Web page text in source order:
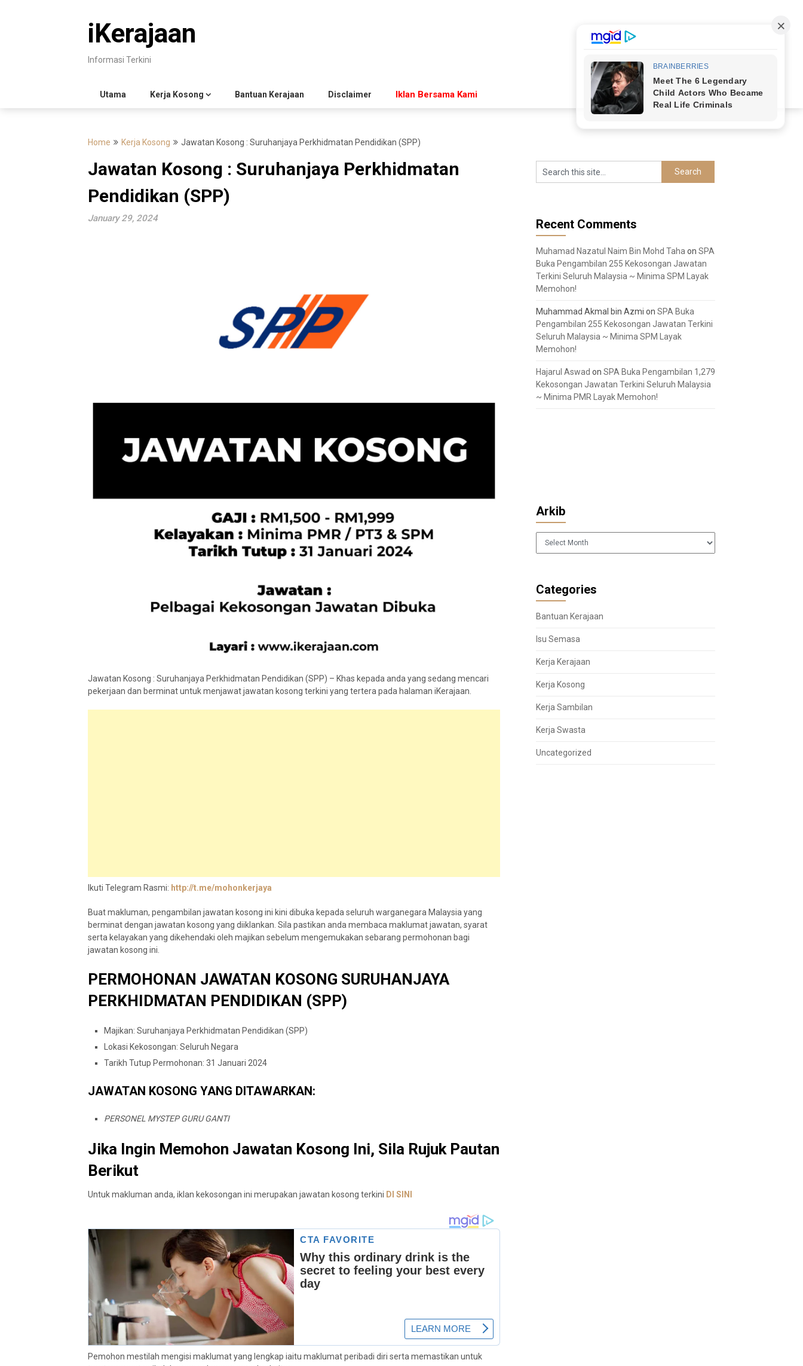
iKerajaan
Informasi Terkini
Utama Kerja Kosong Bantuan Kerajaan Disclaimer Iklan Bersama Kami
Home Kerja Kosong Jawatan Kosong : Suruhanjaya Perkhidmatan Pendidikan (SPP)
Jawatan Kosong : Suruhanjaya Perkhidmatan
Pendidikan (SPP)
January 29, 2024
Jawatan Kosong : Suruhanjaya Perkhidmatan Pendidikan (SPP) – Khas kepada anda yang sedang mencari
pekerjaan dan berminat untuk menjawat jawatan kosong terkini yang tertera pada halaman iKerajaan.
Ikuti Telegram Rasmi: http://t.me/mohonkerjaya
Buat makluman, pengambilan jawatan kosong ini kini dibuka kepada seluruh warganegara Malaysia yang
berminat dengan jawatan kosong yang diiklankan. Sila pastikan anda membaca maklumat jawatan, syarat
serta kelayakan yang dikehendaki oleh majikan sebelum mengemukakan sebarang permohonan bagi
jawatan kosong ini.
PERMOHONAN JAWATAN KOSONG SURUHANJAYA
PERKHIDMATAN PENDIDIKAN (SPP)
Majikan: Suruhanjaya Perkhidmatan Pendidikan (SPP)
Lokasi Kekosongan: Seluruh Negara
Tarikh Tutup Permohonan: 31 Januari 2024
JAWATAN KOSONG YANG DITAWARKAN:
PERSONEL MYSTEP GURU GANTI
Jika Ingin Memohon Jawatan Kosong Ini, Sila Rujuk Pautan
Berikut
Untuk makluman anda, iklan kekosongan ini merupakan jawatan kosong terkini DI SINI
Pemohon mestilah mengisi maklumat yang lengkap iaitu maklumat peribadi diri serta memastikan untuk
Recent Comments
Muhamad Nazatul Naim Bin Mohd Taha on SPA
Buka Pengambilan 255 Kekosongan Jawatan
Terkini Seluruh Malaysia ~ Minima SPM Layak
Memohon!
Muhammad Akmal bin Azmi on SPA Buka
Pengambilan 255 Kekosongan Jawatan Terkini
Seluruh Malaysia ~ Minima SPM Layak
Memohon!
Hajarul Aswad on SPA Buka Pengambilan 1,279
Kekosongan Jawatan Terkini Seluruh Malaysia
~ Minima PMR Layak Memohon!
Arkib
Arkib
Categories
Bantuan Kerajaan
Isu Semasa
Kerja Kerajaan
Kerja Kosong
Kerja Sambilan
Kerja Swasta
Uncategorized